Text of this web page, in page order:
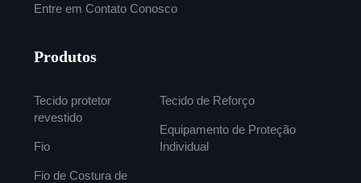
Entre em Contato Conosco
Produtos
Tecido protetor
revestido
Fio
Fio de Costura de
Tecido de Reforço
Equipamento de Proteção
Individual